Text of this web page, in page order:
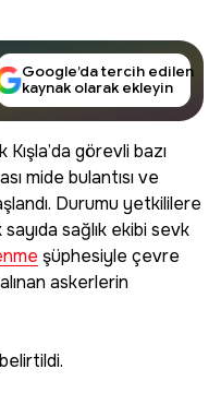
Google’da tercih edilen
kaynak olarak ekleyin
görevli bazı
mide bulantısı ve
Durumu yetkililere
sağlık ekibi sevk
şüphesiyle çevre
askerlerin